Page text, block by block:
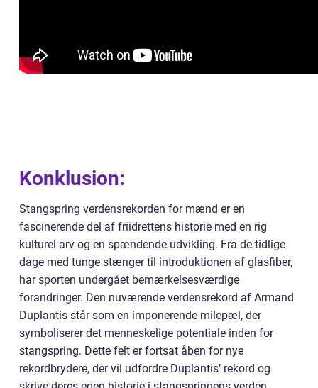
Konklusion:
Stangspring verdensrekorden for mænd er en
fascinerende del af friidrettens historie med en rig
kulturel arv og en spændende udvikling. Fra de tidlige
dage med tunge stænger til introduktionen af glasfiber,
har sporten undergået bemærkelsesværdige
forandringer. Den nuværende verdensrekord af Armand
Duplantis står som en imponerende milepæl, der
symboliserer det menneskelige potentiale inden for
stangspring. Dette felt er fortsat åben for nye
rekordbrydere, der vil udfordre Duplantis’ rekord og